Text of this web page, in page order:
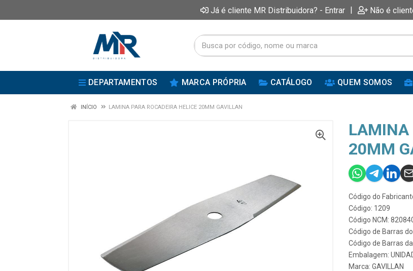
Já é cliente MR Distribuidora? - Entrar | Não é
DEPARTAMENTOS MARCA PRÓPRIA CATÁLOGO QUEM SOMOS
INÍCIO LAMINA PARA ROCADEIRA HELICE 20MM GAVILLAN
LAMINA
20MM
Código do
Código: 1209
Código NCM:
Código de Barras
Código de Barras
Embalagem:
Marca: GAVILLAN